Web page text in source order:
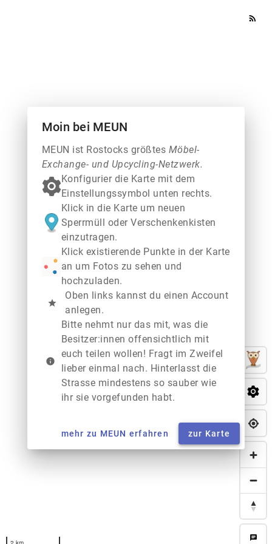
rss_feed
chat
Moin bei MEUN
MEUN ist Rostocks größtes Möbel-
Exchange- und Upcycling-Netzwerk.
Konfigurier die Karte mit dem
Einstellungssymbol unten rechts.
Klick in die Karte um neuen
Sperrmüll oder Verschenkenkisten
einzutragen.
Klick existierende Punkte in der Karte
an um Fotos zu sehen und
hochzuladen.
star
Oben links kannst du einen Account
anlegen.
info
Bitte nehmt nur das mit, was die
Besitzer:innen offensichtlich mit
euch teilen wollen! Fragt im Zweifel
lieber einmal nach. Hinterlasst die
Strasse mindestens so sauber wie
ihr sie vorgefunden habt.
mehr zu MEUN erfahren zur Karte